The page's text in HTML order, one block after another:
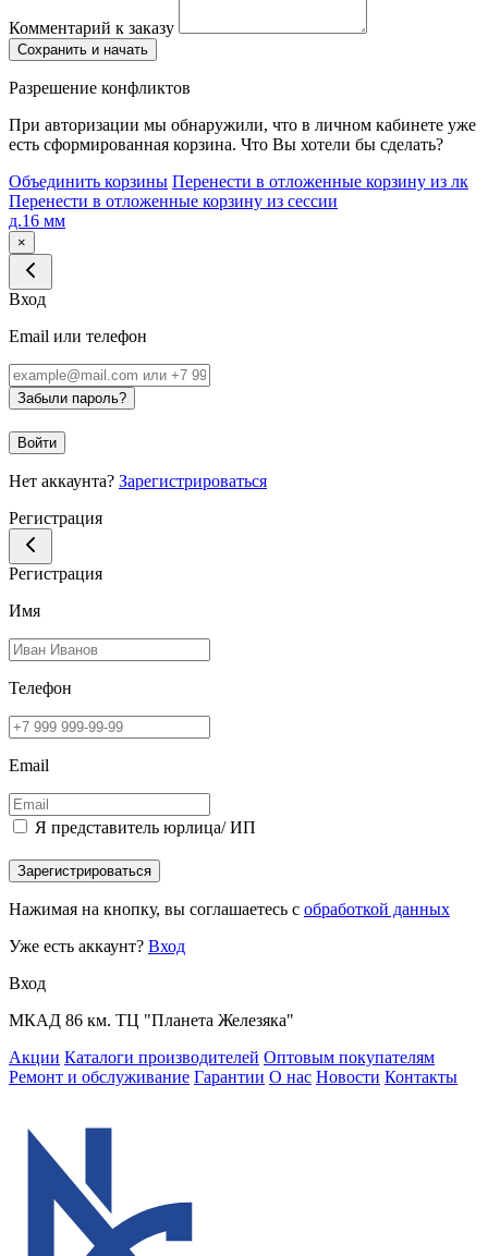
Комментарий к заказу
Сохранить и начать
Разрешение конфликтов
При авторизации мы обнаружили, что в личном кабинете уже
есть сформированная корзина. Что Вы хотели бы сделать?
Объединить корзины Перенести в отложенные корзину из лк
Перенести в отложенные корзину из сессии
д.16 мм
×
Вход
Email или телефон
Забыли пароль?
Войти
Нет аккаунта? Зарегистрироваться
Регистрация
Регистрация
Имя
Телефон
Email
Я представитель юрлица/ ИП
Зарегистрироваться
Нажимая на кнопку, вы соглашаетесь с обработкой данных
Уже есть аккаунт? Вход
Вход
МКАД 86 км. ТЦ "Планета Железяка"
Акции Каталоги производителей Оптовым покупателям
Ремонт и обслуживание Гарантии О нас Новости Контакты